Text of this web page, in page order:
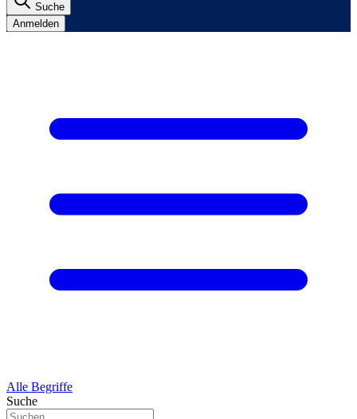
Suche
Anmelden
Alle Begriffe
Suche